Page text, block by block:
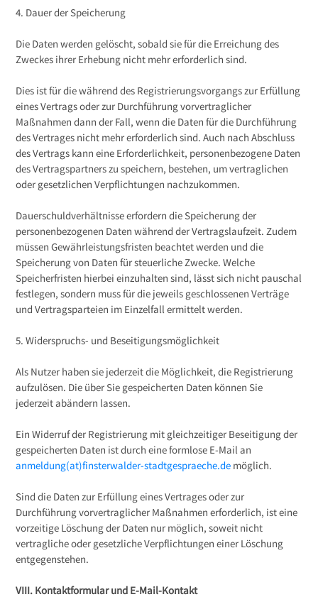
4. Dauer der Speicherung
Die Daten werden gelöscht, sobald sie für die Erreichung des
Zweckes ihrer Erhebung nicht mehr erforderlich sind.
Dies ist für die während des Registrierungsvorgangs zur Erfüllung
eines Vertrags oder zur Durchführung vorvertraglicher
Maßnahmen dann der Fall, wenn die Daten für die Durchführung
des Vertrages nicht mehr erforderlich sind. Auch nach Abschluss
des Vertrags kann eine Erforderlichkeit, personenbezogene Daten
des Vertragspartners zu speichern, bestehen, um vertraglichen
oder gesetzlichen Verpflichtungen nachzukommen.
Dauerschuldverhältnisse erfordern die Speicherung der
personenbezogenen Daten während der Vertragslaufzeit. Zudem
müssen Gewährleistungsfristen beachtet werden und die
Speicherung von Daten für steuerliche Zwecke. Welche
Speicherfristen hierbei einzuhalten sind, lässt sich nicht pauschal
festlegen, sondern muss für die jeweils geschlossenen Verträge
und Vertragsparteien im Einzelfall ermittelt werden.
5. Widerspruchs- und Beseitigungsmöglichkeit
Als Nutzer haben sie jederzeit die Möglichkeit, die Registrierung
aufzulösen. Die über Sie gespeicherten Daten können Sie
jederzeit abändern lassen.
Ein Widerruf der Registrierung mit gleichzeitiger Beseitigung der
gespeicherten Daten ist durch eine formlose E-Mail an
anmeldung(at)finsterwalder-stadtgespraeche.de möglich.
Sind die Daten zur Erfüllung eines Vertrages oder zur
Durchführung vorvertraglicher Maßnahmen erforderlich, ist eine
vorzeitige Löschung der Daten nur möglich, soweit nicht
vertragliche oder gesetzliche Verpflichtungen einer Löschung
entgegenstehen.
VIII. Kontaktformular und E-Mail-Kontakt